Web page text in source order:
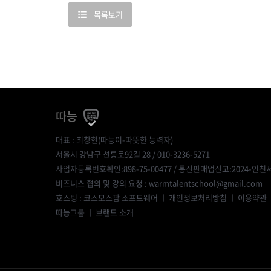
목록보기
따능
대표 : 최창현(따능이-따뜻한 능력자)
서울시 강남구 선릉로92길 28 / 010-3236-5271
사업자등록번호확인:898-75-00477 / 통신판매업신고:2024-인천
비즈니스 협의 및 강의 요청 : warmtalentschool@gmail.com
호스팅 : 코스모스팜 소프트웨어 ㅣ 개인정보처리방침 ㅣ 이용약관
따능그룹 ㅣ 브랜드 소개